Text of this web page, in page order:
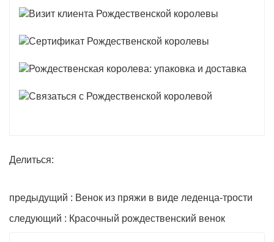
Делиться:
предыдущий : Венок из пряжи в виде леденца-трости
следующий : Красочный рождественский венок